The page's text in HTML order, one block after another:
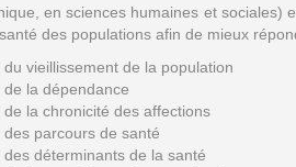
en sciences humaines et sociales)
des populations afin de mieux
du vieillissement de la population
de la dépendance
de la chronicité des affections
des parcours de santé
des déterminants de la santé